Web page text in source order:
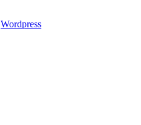
Wordpress